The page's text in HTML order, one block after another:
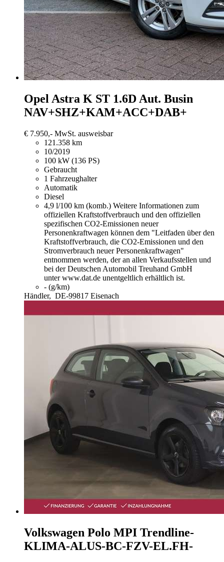
Opel Astra K ST 1.6D Aut. Busin
NAV+SHZ+KAM+ACC+DAB+
€ 7.950,- MwSt. ausweisbar
121.358 km
10/2019
100 kW (136 PS)
Gebraucht
1 Fahrzeughalter
Automatik
Diesel
4,9 l/100 km (komb.) Weitere Informationen zum
offiziellen Kraftstoffverbrauch und den offiziellen
spezifischen CO2-Emissionen neuer
Personenkraftwagen können dem "Leitfaden über den
Kraftstoffverbrauch, die CO2-Emissionen und den
Stromverbrauch neuer Personenkraftwagen"
entnommen werden, der an allen Verkaufsstellen und
bei der Deutschen Automobil Treuhand GmbH
unter www.dat.de unentgeltlich erhältlich ist.
- (g/km)
Händler, DE-99817 Eisenach
Volkswagen Polo MPI Trendline-
KLIMA-ALUS-BC-FZV-EL.FH-